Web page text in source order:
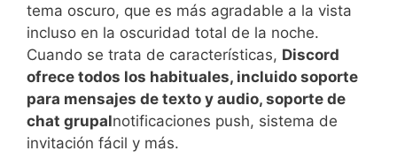
tema oscuro, que es más agradable a la vista
incluso en la oscuridad total de la noche.
Cuando se trata de características, Discord
ofrece todos los habituales, incluido soporte
para mensajes de texto y audio, soporte de
chat grupalnotificaciones push, sistema de
invitación fácil y más.